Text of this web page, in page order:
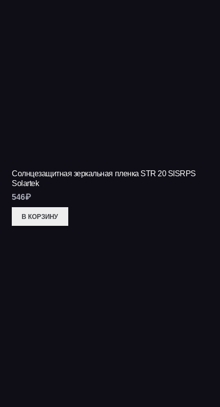
Солнцезащитная зеркальная пленка STR 20 SISRPS
Solartek
546₽
В КОРЗИНУ